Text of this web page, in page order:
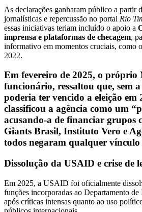
As declarações ganharam público a partir
jornalísticas e repercussão no portal Rio
essas iniciativas teriam incluído o apoio a
imprensa e plataformas de checagem,
informativo em momentos cruciais, como
2022.
Em fevereiro de 2025, o próprio
funcionário, ressaltou que, sem
poderia ter vencido a eleição em
classificou a agência como um
acusando-a de financiar grupos
Giants Brasil, Instituto Vero e
todos negaram qualquer
Dissolução da USAID e crise de
Em 2025, a USAID foi oficialmente
funções incorporadas ao Departamento
após críticas intensas quanto ao uso